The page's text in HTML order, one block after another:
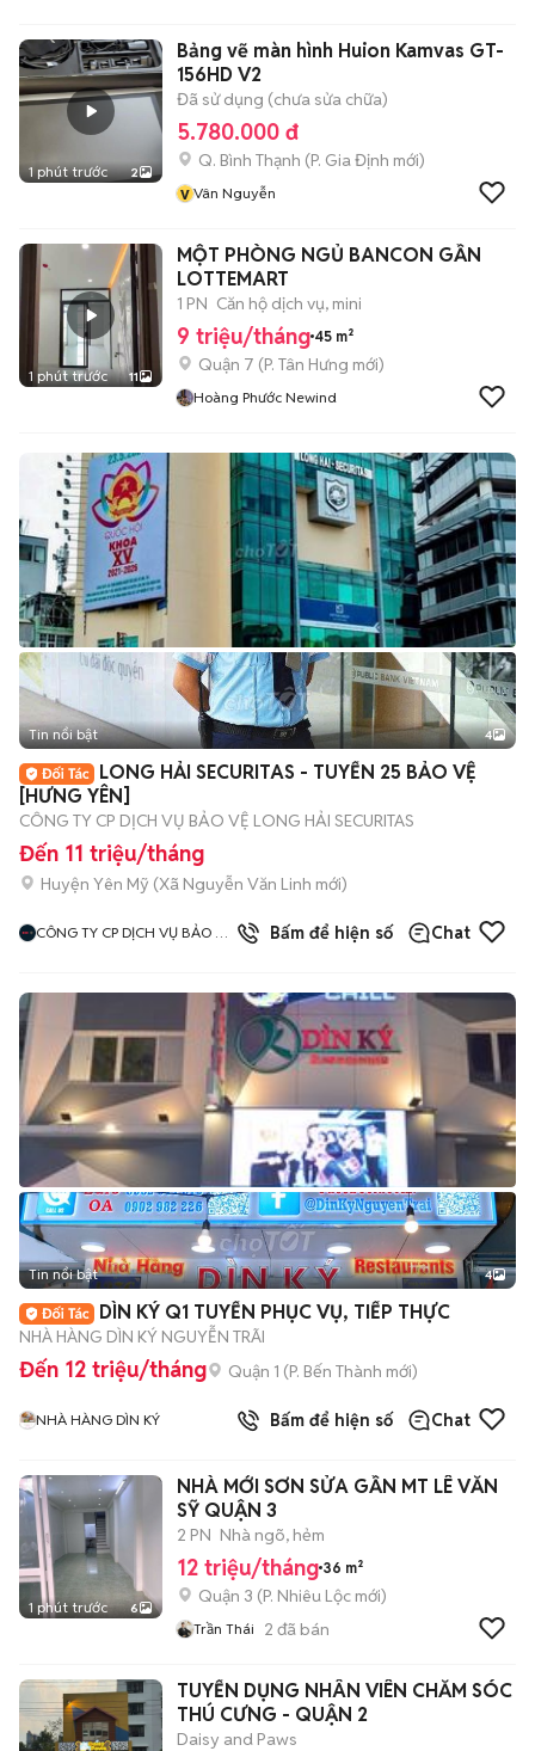
1 phút trước 2
Bảng vẽ màn hình Huion Kamvas GT-
156HD V2
Đã sử dụng (chưa sửa chữa)
5.780.000 đ
Q. Bình Thạnh (P. Gia Định mới)
v Vân Nguyễn
1 phút trước 11
MỘT PHÒNG NGỦ BANCON GẦN
LOTTEMART
1 PN Căn hộ dịch vụ, mini
9 triệu/tháng 45 m²
Quận 7 (P. Tân Hưng mới)
Hoàng Phước Newind
Tin nổi bật 4
LONG HẢI SECURITAS - TUYỂN 25 BẢO VỆ
[HƯNG YÊN]
CÔNG TY CP DỊCH VỤ BẢO VỆ LONG HẢI SECURITAS
Đến 11 triệu/tháng
Huyện Yên Mỹ (Xã Nguyễn Văn Linh mới)
CÔNG TY CP DỊCH VỤ BẢO VỆ
Bấm để hiện số Chat
Tin nổi bật 4
DÌN KÝ Q1 TUYỂN PHỤC VỤ, TIẾP THỰC
NHÀ HÀNG DÌN KÝ NGUYỄN TRÃI
Đến 12 triệu/tháng Quận 1 (P. Bến Thành mới)
NHÀ HÀNG DÌN KÝ Bấm để hiện số Chat
1 phút trước 6
NHÀ MỚI SƠN SỬA GẦN MT LÊ VĂN
SỸ QUẬN 3
2 PN Nhà ngõ, hẻm
12 triệu/tháng 36 m²
Quận 3 (P. Nhiêu Lộc mới)
Trần Thái 2 đã bán
TUYỂN DỤNG NHÂN VIÊN CHĂM SÓC
THÚ CƯNG - QUẬN 2
Daisy and Paws